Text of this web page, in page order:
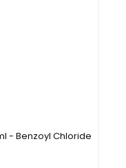
- Benzoyl Chloride